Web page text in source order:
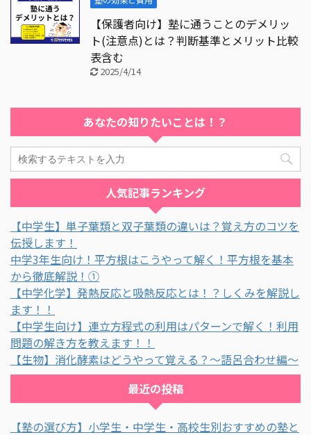
【保護者向け】塾に通うことのデメリッ
ト(注意点)とは？判断基準とメリット比較
表含む
2025/4/14
あなたの知りたいことは！？
人気記事ランキング
【中学生】単子葉類と双子葉類の違いは？覚え方のコツを
伝授します！
中学3年生向け！平方根はこうやって解く！平方根を基本
から徹底解説！①
【中学化学】発熱反応と吸熱反応とは！？しくみを解説し
ます！！
【中学生向け】連立方程式の利用はパターンで解く！利用
問題の解き方を教えます！！
【生物】消化酵素はどうやって覚える？～語呂合わせ編～
最近の投稿
【塾の選び方】小学生・中学生・高校生別おすすめの塾と